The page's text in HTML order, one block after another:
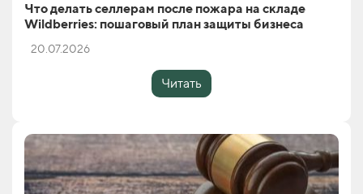
Что делать селлерам после пожара на складе
Wildberries: пошаговый план защиты бизнеса
20.07.2026
Читать